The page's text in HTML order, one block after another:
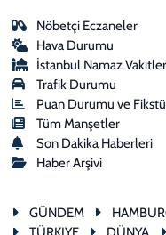
Nöbetçi Eczaneler
Hava Durumu
İstanbul Namaz
Trafik Durumu
Puan Durumu ve
Tüm Manşetler
Son Dakika Haberleri
Haber Arşivi
GÜNDEM